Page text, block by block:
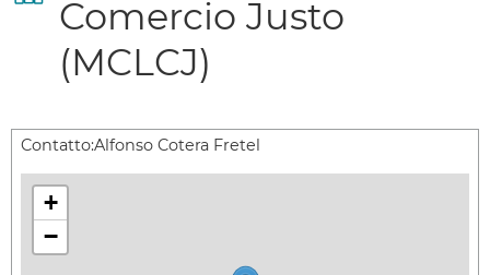
Comercio Justo
(MCLCJ)
Contatto:Alfonso Cotera Fretel
+
−